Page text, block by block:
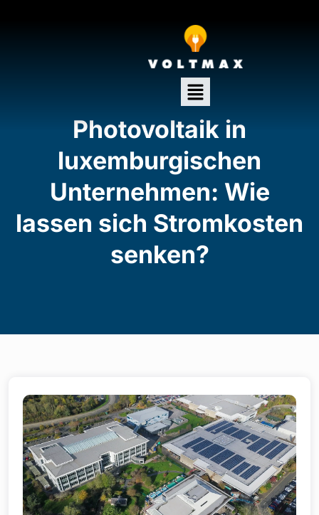
Photovoltaik in
luxemburgischen
Unternehmen: Wie
lassen sich Stromkosten
senken?